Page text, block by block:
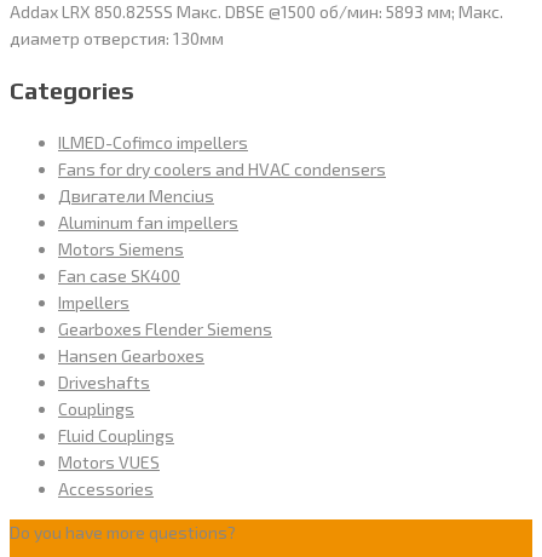
Addax LRX 850.825SS Макс. DBSE @1500 об/мин: 5893 мм; Макс.
диаметр отверстия: 130мм
Categories
ILMED-Cofimco impellers
Fans for dry coolers and HVAC condensers
Двигатели Mencius
Aluminum fan impellers
Motors Siemens
Fan case SK400
Impellers
Gearboxes Flender Siemens
Hansen Gearboxes
Driveshafts
Couplings
Fluid Couplings
Motors VUES
Accessories
Do you have more questions?